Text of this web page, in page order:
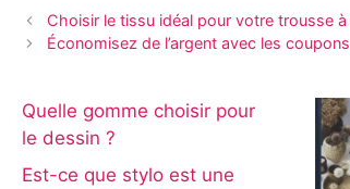
Choisir le tissu idéal pour votre trousse
Économisez de l’argent avec les
Quelle gomme choisir pour
le dessin ?
Est-ce que stylo est une